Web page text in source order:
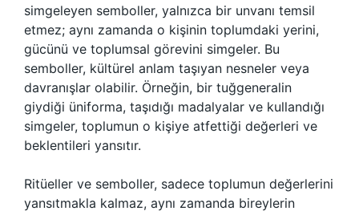
simgeleyen semboller, yalnızca bir unvanı temsil
etmez; aynı zamanda o kişinin toplumdaki yerini,
gücünü ve toplumsal görevini simgeler. Bu
semboller, kültürel anlam taşıyan nesneler veya
davranışlar olabilir. Örneğin, bir tuğgeneralin
giydiği üniforma, taşıdığı madalyalar ve kullandığı
simgeler, toplumun o kişiye atfettiği değerleri ve
beklentileri yansıtır.
Ritüeller ve semboller, sadece toplumun değerlerini
yansıtmakla kalmaz, aynı zamanda bireylerin